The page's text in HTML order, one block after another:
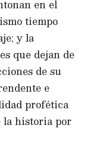
en el
tiempo
y la
que dejan de
de su
e
profética
la historia por